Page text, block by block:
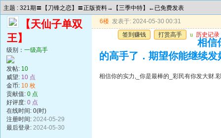
主题 : 321期〓【刀锋之恋】〓正版资料→【三季中特】←已免费发表
【天仙子单双
王】
级别： 一级高手
发帖: 10
威望: 10 点
金币: 10 枚
贡献值: 0 点
好评度: 0 点
在线时间: 0(时)
注册时间: 2024-05-29
最后登录: 2024-05-30
6楼 发表于: 2024-05-30 00:31
签到赚钱
打赏高手 u 历史记录
相信
的高手了．期望你能继续发
相信你的实力,_你是最棒的_彩民有你发大财.